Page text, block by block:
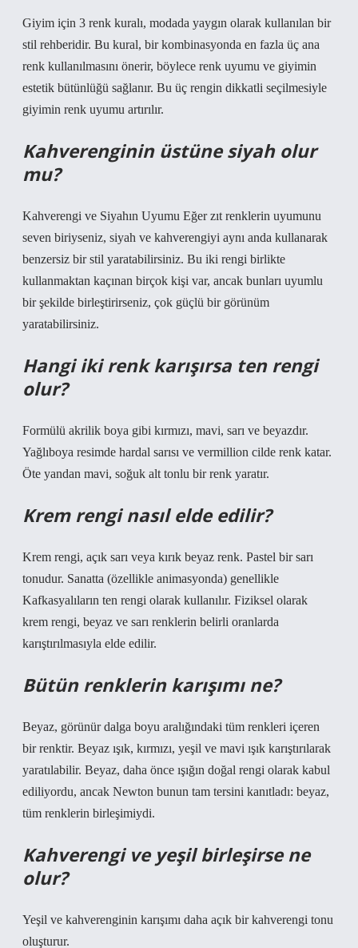
Giyim için 3 renk kuralı, modada yaygın olarak kullanılan bir
stil rehberidir. Bu kural, bir kombinasyonda en fazla üç ana
renk kullanılmasını önerir, böylece renk uyumu ve giyimin
estetik bütünlüğü sağlanır. Bu üç rengin dikkatli seçilmesiyle
giyimin renk uyumu artırılır.
Kahverenginin üstüne siyah olur
mu?
Kahverengi ve Siyahın Uyumu Eğer zıt renklerin uyumunu
seven biriyseniz, siyah ve kahverengiyi aynı anda kullanarak
benzersiz bir stil yaratabilirsiniz. Bu iki rengi birlikte
kullanmaktan kaçınan birçok kişi var, ancak bunları uyumlu
bir şekilde birleştirirseniz, çok güçlü bir görünüm
yaratabilirsiniz.
Hangi iki renk karışırsa ten rengi
olur?
Formülü akrilik boya gibi kırmızı, mavi, sarı ve beyazdır.
Yağlıboya resimde hardal sarısı ve vermillion cilde renk katar.
Öte yandan mavi, soğuk alt tonlu bir renk yaratır.
Krem rengi nasıl elde edilir?
Krem rengi, açık sarı veya kırık beyaz renk. Pastel bir sarı
tonudur. Sanatta (özellikle animasyonda) genellikle
Kafkasyalıların ten rengi olarak kullanılır. Fiziksel olarak
krem ​​rengi, beyaz ve sarı renklerin belirli oranlarda
karıştırılmasıyla elde edilir.
Bütün renklerin karışımı ne?
Beyaz, görünür dalga boyu aralığındaki tüm renkleri içeren
bir renktir. Beyaz ışık, kırmızı, yeşil ve mavi ışık karıştırılarak
yaratılabilir. Beyaz, daha önce ışığın doğal rengi olarak kabul
ediliyordu, ancak Newton bunun tam tersini kanıtladı: beyaz,
tüm renklerin birleşimiydi.
Kahverengi ve yeşil birleşirse ne
olur?
Yeşil ve kahverenginin karışımı daha açık bir kahverengi tonu
oluşturur.